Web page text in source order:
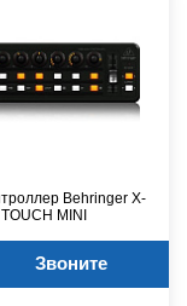
Behringer X-
TOUCH MINI
Звоните